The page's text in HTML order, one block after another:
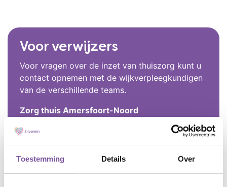
Toestemming Details Over
Voor verwijzers
Voor vragen over de inzet van thuiszorg kunt u
contact opnemen met de wijkverpleegkundigen
van de verschillende teams.
Zorg thuis Amersfoort-Noord
Zorg thuis Amersfoort-Puntenburg
088-5131041
Zorg thuis Amersfoort - Soesterkwartier